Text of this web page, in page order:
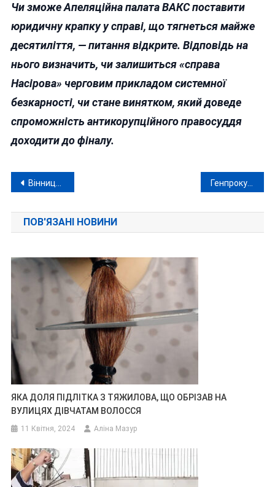
Чи зможе Апеляційна палата ВАКС поставити
юридичну крапку у справі, що тягнеться майже
десятиліття, — питання відкрите. Відповідь на
нього визначить, чи залишиться «справа
Насірова» черговим прикладом системної
безкарності, чи стане винятком, який доведе
спроможність антикорупційного правосуддя
доходити до фіналу.
Навігація
записів
Вінниця без води: масштабне відключення через аварію на станції «Вишенька»
ПОВ'ЯЗАНІ НОВИНИ
ЯКА ДОЛЯ ПІДЛІТКА З ТЯЖИЛОВА, ЩО ОБРІЗАВ НА
ВУЛИЦЯХ ДІВЧАТАМ ВОЛОССЯ
11 Квітня, 2024 Аліна Мазур